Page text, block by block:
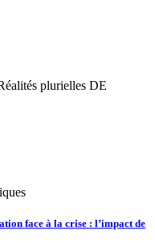
plurielles DE
face à la crise : l’impact de